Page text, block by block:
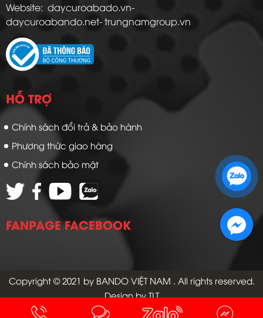
Website: daycuroabado.vn-
daycuroabando.net- trungnamgroup.vn
HỖ TRỢ
Chính sách đổi trả & bảo hành
Phương thức giao hàng
Chính sách bảo mật
FANPAGE FACEBOOK
Copyright © 2021 by BANDO VIỆT NAM . All rights reserved.
Design by TLT
Zalo 2: 0972 14 9900